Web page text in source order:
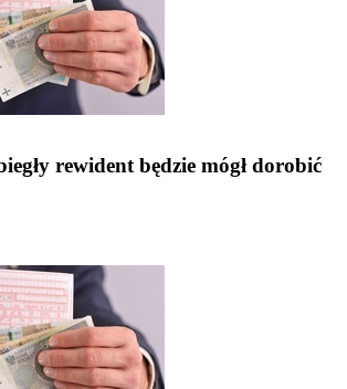
rewident będzie mógł dorobić